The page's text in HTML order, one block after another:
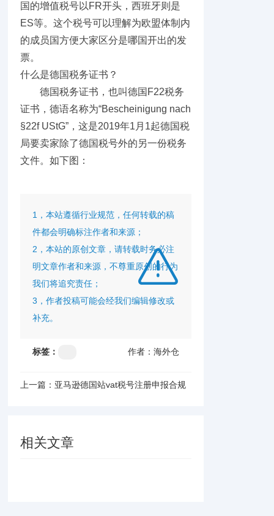
国的增值税号以FR开头，西班牙则是
ES等。这个税号可以理解为欧盟体制内
的成员国方便大家区分是哪国开出的发
票。
什么是德国税务证书？
德国税务证书，也叫德国F22税务
证书，德语名称为“Bescheinigung nach
§22f UStG”，这是2019年1月1起德国税
局要卖家除了德国税号外的另一份税务
文件。如下图：
1，本站遵循行业规范，任何转载的稿
件都会明确标注作者和来源；
2，本站的原创文章，请转载时务必注
明文章作者和来源，不尊重原创的行为
我们将追究责任；
3，作者投稿可能会经我们编辑修改或
补充。
标签： 作者：海外仓
上一篇：亚马逊德国站vat税号注册申报合规
相关文章